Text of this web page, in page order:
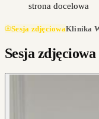
strona docelowa
Sesja zdjęciowaKlinika
Sesja